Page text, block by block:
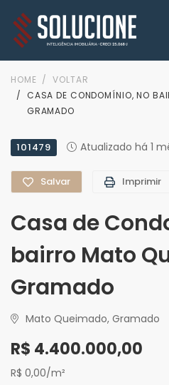
HOME
VOLTAR
CASA DE CONDOMÍNIO, NO
GRAMADO
101479 Atualizado há 1
Salvar Imprimir
Casa de
bairro Mato
Gramado
Mato Queimado, Gramado
R$ 4.400.000,00
R$ 0,00/m²